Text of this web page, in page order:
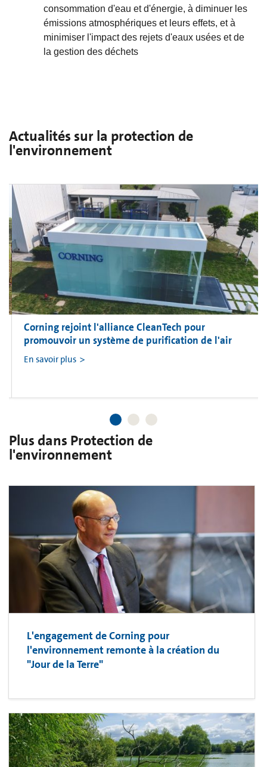
consommation d'eau et d'énergie, à diminuer les
émissions atmosphériques et leurs effets, et à
minimiser l'impact des rejets d'eaux usées et de
la gestion des déchets
Actualités sur la protection de
l'environnement
Corning rejoint l'alliance CleanTech pour
promouvoir un système de purification de l'air
En savoir plus
Plus dans Protection de
l'environnement
L'engagement de Corning pour
l'environnement remonte à la création du
"Jour de la Terre"